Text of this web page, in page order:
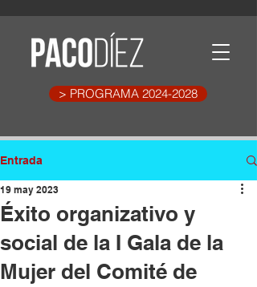
> PROGRAMA 2024-2028
Entrada
Éxito organizativo y
social de la I Gala de la
Mujer del Comité de
19 may 2023